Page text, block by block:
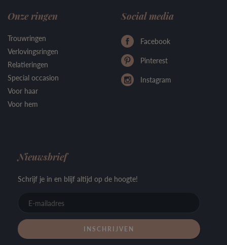
Onze ringen
Trouwringen
Verlovingsringen
Relatieringen
Special occasion
Voor haar
Voor hem
Social media
Facebook
Pinterest
Instagram
Nieuwsbrief
Schrijf je in en blijf altijd op de hoogte!